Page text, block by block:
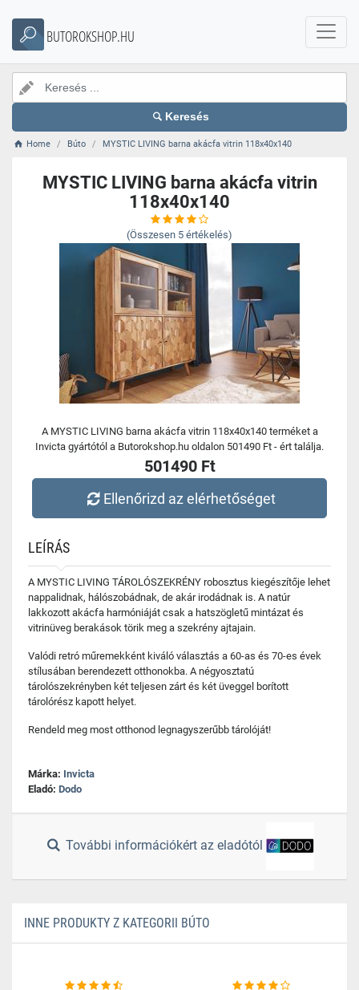
BUTOROKSHOP.HU
Keresés
Home Búto MYSTIC LIVING barna akácfa vitrin 118x40x140
MYSTIC LIVING barna akácfa vitrin
118x40x140
(Összesen 5 értékelés)
A MYSTIC LIVING barna akácfa vitrin 118x40x140 terméket a
Invicta gyártótól a Butorokshop.hu oldalon 501490 Ft - ért találja.
501490 Ft
Ellenőrizd az elérhetőséget
LEÍRÁS
A MYSTIC LIVING TÁROLÓSZEKRÉNY robosztus kiegészítője lehet
nappalidnak, hálószobádnak, de akár irodádnak is. A natúr
lakkozott akácfa harmóniáját csak a hatszögletű mintázat és
vitrinüveg berakások törik meg a szekrény ajtajain.
Valódi retró műremekként kiváló választás a 60-as és 70-es évek
stílusában berendezett otthonokba. A négyosztatú
tárolószekrényben két teljesen zárt és két üveggel borított
tárolórész kapott helyet.
Rendeld meg most otthonod legnagyszerűbb tárolóját!
Márka: Invicta
Eladó: Dodo
További információkért az eladótól
INNE PRODUKTY Z KATEGORII BÚTO